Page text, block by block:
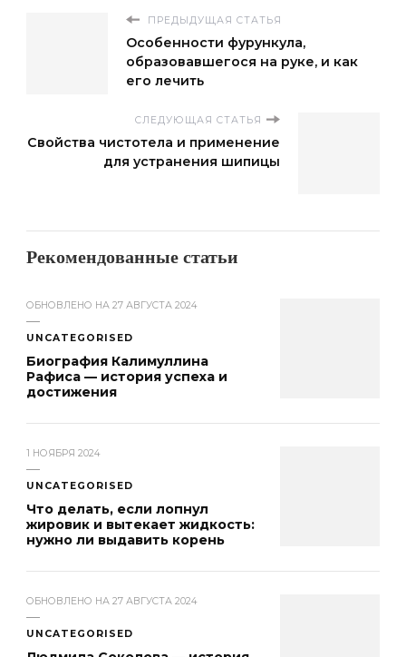
ПРЕДЫДУЩАЯ СТАТЬЯ
Особенности фурункула,
образовавшегося на руке, и как
его лечить
СЛЕДУЮЩАЯ СТАТЬЯ
Свойства чистотела и применение
для устранения шипицы
Рекомендованные статьи
ОБНОВЛЕНО НА 27 АВГУСТА 2024
UNCATEGORISED
Биография Калимуллина
Рафиса — история успеха и
достижения
1 НОЯБРЯ 2024
UNCATEGORISED
Что делать, если лопнул
жировик и вытекает жидкость:
нужно ли выдавить корень
ОБНОВЛЕНО НА 27 АВГУСТА 2024
UNCATEGORISED